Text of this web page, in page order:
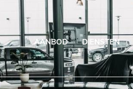
AANBOD DIENSTEN